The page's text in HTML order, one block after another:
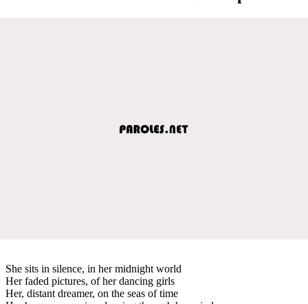
She sits in silence, in her midnight world
Her faded pictures, of her dancing girls
Her, distant dreamer, on the seas of time